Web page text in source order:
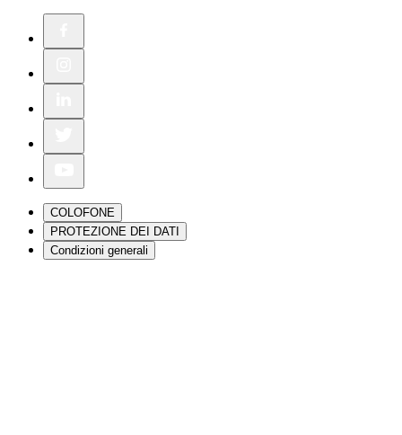
COLOFONE
PROTEZIONE DEI DATI
Condizioni generali